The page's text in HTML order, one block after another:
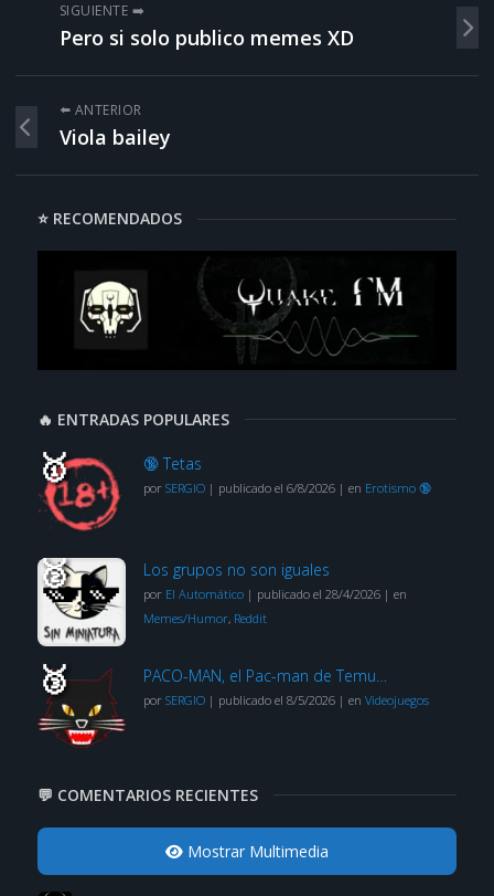
SIGUIENTE ➡️
Pero si solo publico memes XD
⬅️ ANTERIOR
Viola bailey
⭐ RECOMENDADOS
🔥 ENTRADAS POPULARES
🔞 Tetas
por SERGIO| publicado el 6/8/2026| en Erotismo 🔞
Los grupos no son iguales
por El Automático| publicado el 28/4/2026| en
Memes/Humor, Reddit
PACO-MAN, el Pac-man de Temu…
por SERGIO| publicado el 8/5/2026| en Videojuegos
💬 COMENTARIOS RECIENTES
Mostrar Multimedia